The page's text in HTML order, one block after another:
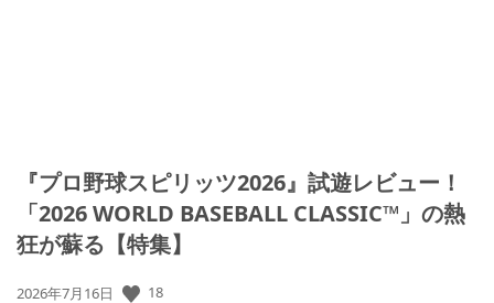
『プロ野球スピリッツ2026』試遊レビュー！
「2026 WORLD BASEBALL CLASSIC™」の熱
狂が蘇る【特集】
公
2026年7月16日 18